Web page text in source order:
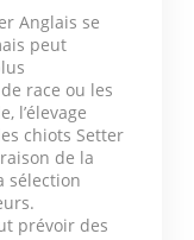
Anglais se
peut
race ou les
l’élevage
chiots Setter
de la
sélection
prévoir des